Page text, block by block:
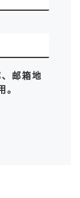
邮箱地
。